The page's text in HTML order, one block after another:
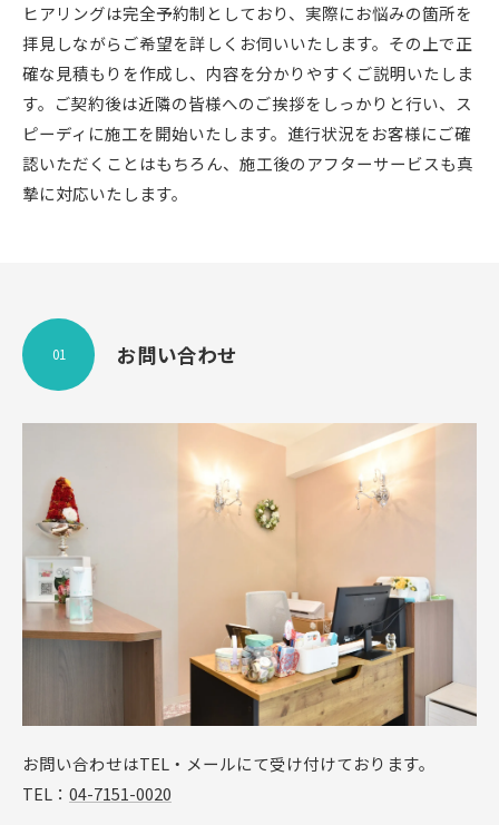
ヒアリングは完全予約制としており、実際にお悩みの箇所を
拝見しながらご希望を詳しくお伺いいたします。その上で正
確な見積もりを作成し、内容を分かりやすくご説明いたしま
す。ご契約後は近隣の皆様へのご挨拶をしっかりと行い、ス
ピーディに施工を開始いたします。進行状況をお客様にご確
認いただくことはもちろん、施工後のアフターサービスも真
摯に対応いたします。
お問い合わせ
01
お問い合わせはTEL・メールにて受け付けております。
TEL： 04-7151-0020